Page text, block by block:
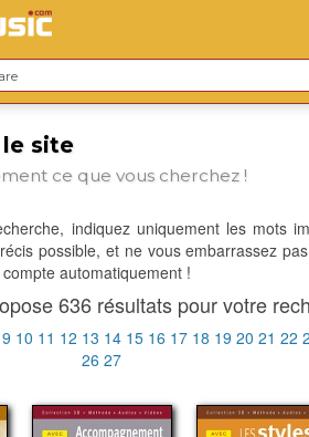
le site
ce que vous cherchez !
indiquez uniquement les mots
possible, et ne vous embarrassez
automatiquement !
636 résultats pour votre
9 10 11 12 13 14 15 16 17 18 19 20 21 22
26 27